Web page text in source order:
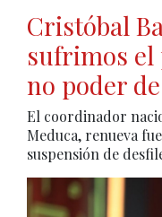
Cristóbal
sufrimos el
no poder
El coordinador
Meduca, renueva
suspensión de